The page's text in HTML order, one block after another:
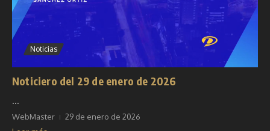
Noticias
Noticiero del 29 de enero de 2026
...
WebMaster 29 de enero de 2026